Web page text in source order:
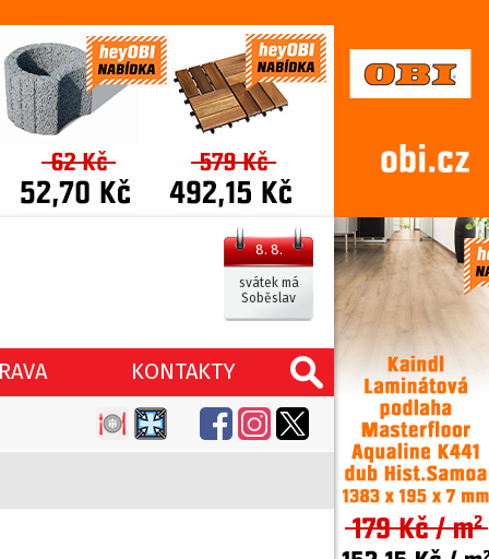
8. 8.
svátek má
Soběslav
KONTAKTY